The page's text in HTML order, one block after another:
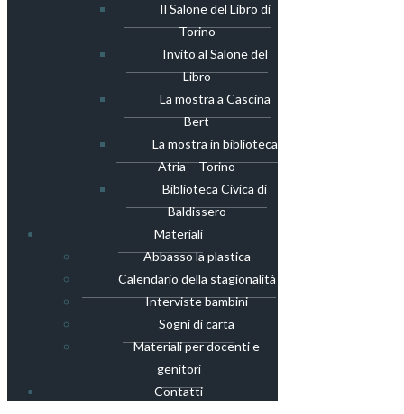
Il Salone del Libro di
Torino
Invito al Salone del
Libro
La mostra a Cascina
Bert
La mostra in biblioteca
Atria – Torino
Biblioteca Civica di
Baldissero
Materiali
Abbasso la plastica
Calendario della stagionalità
Interviste bambini
Sogni di carta
Materiali per docenti e
genitori
Contatti